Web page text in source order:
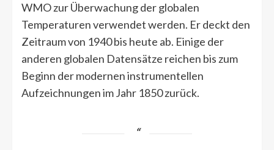
WMO zur Überwachung der globalen
Temperaturen verwendet werden. Er deckt den
Zeitraum von 1940 bis heute ab. Einige der
anderen globalen Datensätze reichen bis zum
Beginn der modernen instrumentellen
Aufzeichnungen im Jahr 1850 zurück.